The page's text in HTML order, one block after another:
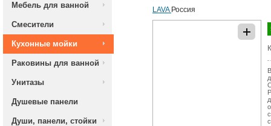
Мебель для ванной
Смесители
Кухонные мойки
Раковины для ванной
Унитазы
Душевые панели
Души, панели, стойки
LAVA Россия